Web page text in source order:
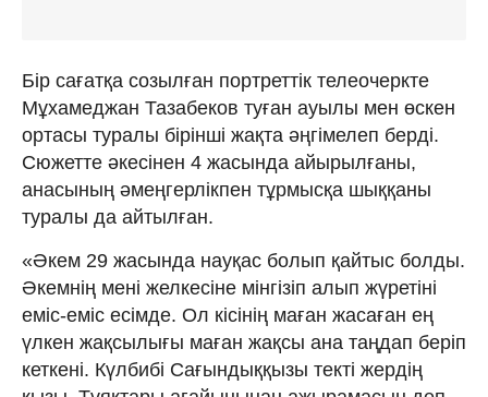
Бір сағатқа созылған портреттік телеочеркте
Мұхамеджан Тазабеков туған ауылы мен өскен
ортасы туралы бірінші жақта әңгімелеп берді.
Сюжетте әкесінен 4 жасында айырылғаны,
анасының әмеңгерлікпен тұрмысқа шыққаны
туралы да айтылған.
«Әкем 29 жасында науқас болып қайтыс болды.
Әкемнің мені желкесіне мінгізіп алып жүретіні
еміс-еміс есімде. Ол кісінің маған жасаған ең
үлкен жақсылығы маған жақсы ана таңдап беріп
кеткені. Күлбибі Сағындыққызы текті жердің